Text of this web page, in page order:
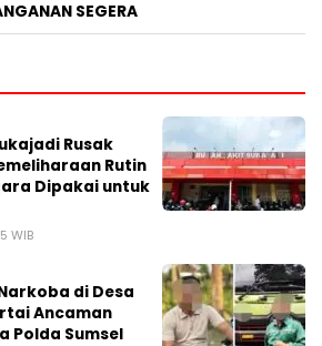
SEGERA
Rusak
Rutin
Dipakai untuk
WIB
di Desa
Ancaman
Polda Sumsel